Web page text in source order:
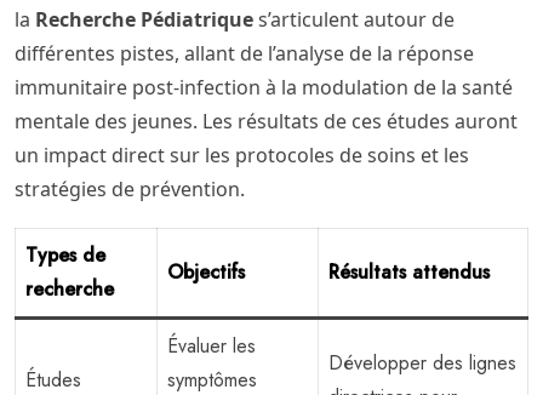
la Recherche Pédiatriques’articulent autour de
différentes pistes, allant de l’analyse de la réponse
immunitaire post-infection à la modulation de la santé
mentale des jeunes. Les résultats de ces études auront
un impact direct sur les protocoles de soins et les
stratégies de prévention.
Types de
recherche
Objectifs Résultats attendus
Études
Évaluer les
symptômes
Développer des lignes